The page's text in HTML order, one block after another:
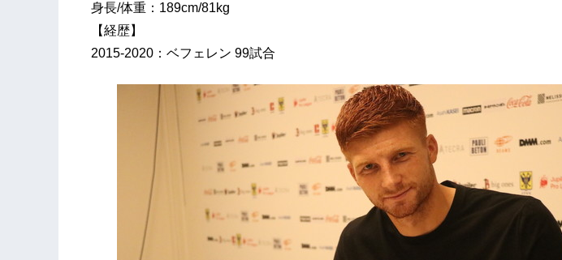
身長/体重：189cm/81kg
【経歴】
2015-2020：ベフェレン 99試合